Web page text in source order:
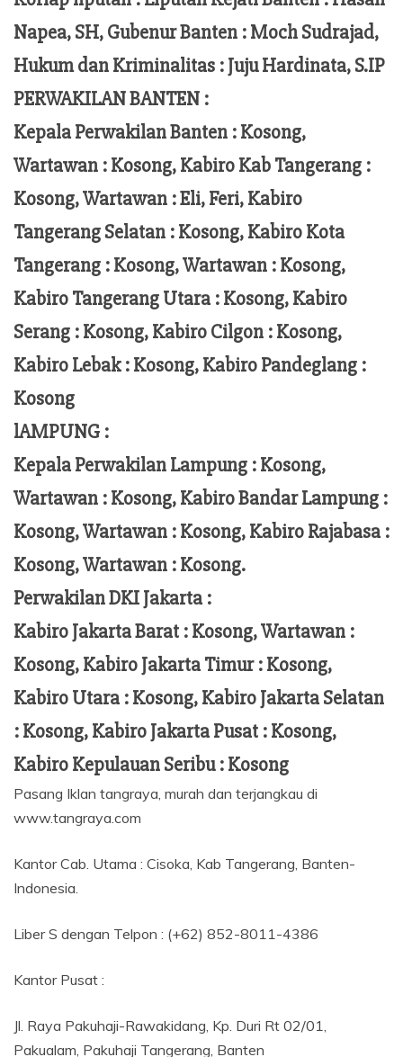
Napea, SH,Gubenur Banten : MochSudrajad,
Hukum dan Kriminalitas :Juju Hardinata, S.IP
PERWAKILAN BANTEN :
Kepala Perwakilan Banten : Kosong,
Wartawan : Kosong, Kabiro Kab Tangerang :
Kosong,Wartawan :Eli, Feri, Kabiro
Tangerang Selatan : Kosong, Kabiro Kota
Tangerang :Kosong, Wartawan : Kosong,
Kabiro Tangerang Utara : Kosong, Kabiro
Serang : Kosong, Kabiro Cilgon : Kosong,
Kabiro Lebak : Kosong, Kabiro Pandeglang :
Kosong
lAMPUNG :
Kepala Perwakilan Lampung :Kosong,
Wartawan : Kosong, Kabiro Bandar Lampung :
Kosong, Wartawan : Kosong, Kabiro Rajabasa :
Kosong, Wartawan : Kosong.
Perwakilan DKI Jakarta :
Kabiro Jakarta Barat : Kosong, Wartawan :
Kosong, Kabiro Jakarta Timur : Kosong,
Kabiro Utara : Kosong, Kabiro Jakarta Selatan
: Kosong, Kabiro Jakarta Pusat : Kosong,
Kabiro Kepulauan Seribu : Kosong
Pasang Iklan tangraya, murah dan terjangkau di
www.tangraya.com
Kantor Cab. Utama : Cisoka, Kab Tangerang, Banten-
Indonesia.
Liber S dengan Telpon : (+62) 852-8011-4386
Kantor Pusat :
Jl. Raya Pakuhaji-Rawakidang, Kp. Duri Rt 02/01,
Pakualam, Pakuhaji Tangerang, Banten